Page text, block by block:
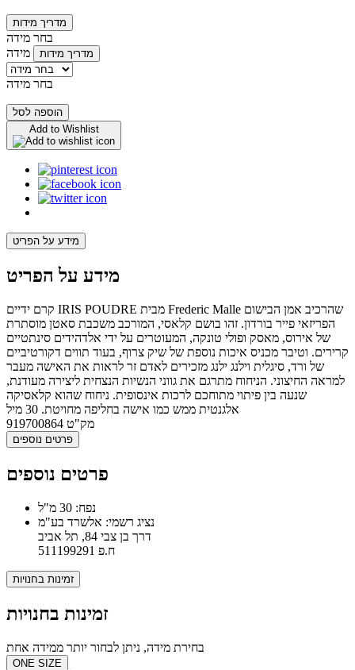
מדריך מידות
בחר מידה
מידה
מדריך מידות
בחר מידה
הוספה לסל
Add to Wishlist
מידע על הפריט
מידע על הפריט
קרם ידיים IRIS POUDRE מבית Frederic Malle שהרכיב אמן הבישום
הפריזאי פייר בורדון. זהו בושם קלאסי, המורכב משכבת סאטן מוסתרת
של אירוס, מאסק ופולי טונקה, המעוטרים על ידי אלדהידים סינתטיים
קרירים. וטיבר מכניס איכות נוספת של שיק צרוף, בעוד תווים דקורטיביים
של ורד, סיגלית וילנג ילנג מזכירים לאדם זר לראות את האישה מעבר
למראה החיצוני. הניחוח מתרגם את גווני הנשיות הנצחית ליצירה מעודנת,
שנעה בין פיתוי מתוחכם לרכות אינסופית. ניחוח שהוא קלאסיקה
אלגנטית ממש כמו אישה בחליפה מחויטת. 30 מיל
מק"ט 919700864
פרטים נוספים
פרטים נוספים
נפח: 30 מ"ל
נציג רשמי: אלשרד בע"מ
דרך בן צבי 84, תל אביב
ח.פ 511199291
זמינות בחנויות
זמינות בחנויות
בחירת מידה, ניתן לבחור יותר ממידה אחת
ONE SIZE